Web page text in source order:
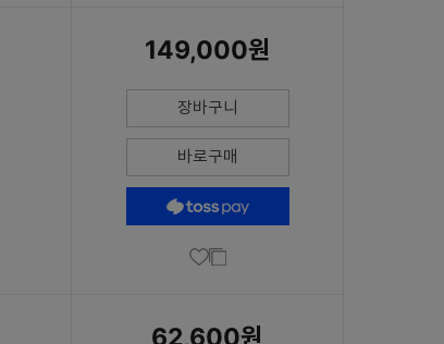
149,000원
장바구니
바로구매
62,600원